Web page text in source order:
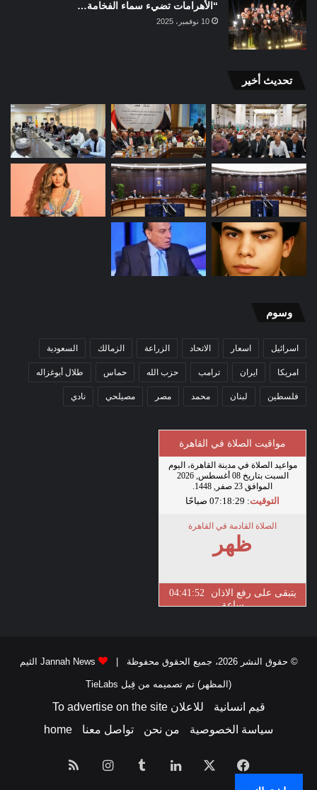
“الأهرامات تضيء سماء الفخامة…
10 نوفمبر، 2025
تحديث أخير
وسوم
اسرائيل اسعار الاتحاد الزراعة الزمالك السعودية
امريكا ايران ترامب حزب الله حماس طلال أبوغزاله
فلسطين لبنان محمد مصر مصيلحي نادي
© حقوق النشر 2026، جميع الحقوق محفوظة | Jannah News الثيم
(المظهر) تم تصميمه من قِبل TieLabs
قيم انسانية
للاعلان To advertise on the site
سياسة الخصوصية
من نحن تواصل معنا home
فيسبوك لينكدإن انستقرام